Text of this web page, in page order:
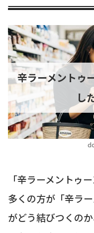
辛ラーメントゥ
し
「辛ラーメントゥ
多くの方が「辛ラ
がどう結びつくの